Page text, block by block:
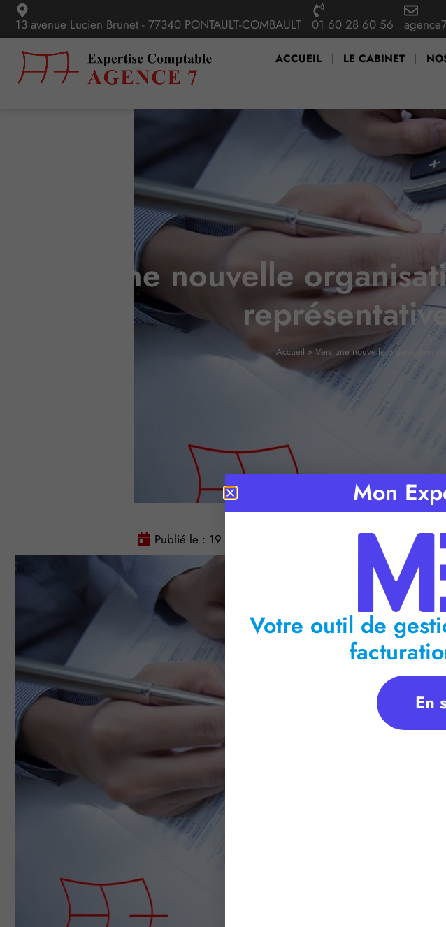
13 avenue Lucien Brunet - 77340 PONTAULT-COMBAULT 01 60 28 60 56
ACCUEIL LE CABINET
Vers une nouvelle
Accueil » Vers une nouvelle organisation
Publié le : 19 avril 2016 Temps de lecture : minutes
Mon
Votre outil de
En